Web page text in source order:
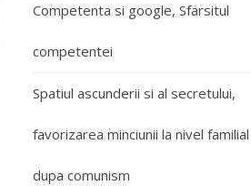
Competenta si google, Sfarsitul
competentei
Spatiul ascunderii si al secretului,
favorizarea minciunii la nivel familial
dupa comunism